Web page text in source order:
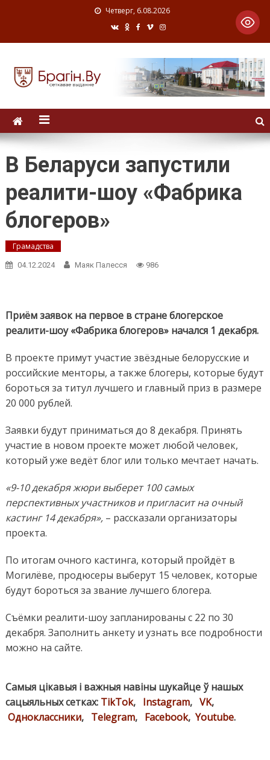
Четверг, 6.08.2026
В Беларуси запустили
реалити-шоу «Фабрика
блогеров»
Грамадства
04.12.2024 Маяк Палесся 986
Приём заявок на первое в стране блогерское
реалити-шоу «Фабрика блогеров» начался 1 декабря.
В проекте примут участие звёздные белорусские и
российские менторы, а также блогеры, которые будут
бороться за титул лучшего и главный приз в размере
20 000 рублей.
Заявки будут приниматься до 8 декабря. Принять
участие в новом проекте может любой человек,
который уже ведёт блог или только мечтает начать.
«9-10 декабря жюри выберет 100 самых
перспективных участников и пригласит на очный
кастинг 14 декабря»,– рассказали организаторы
проекта.
По итогам очного кастинга, который пройдёт в
Могилёве, продюсеры выберут 15 человек, которые
будут бороться за звание лучшего блогера.
Съёмки реалити-шоу запланированы с 22 по 30
декабря. Заполнить анкету и узнать все подробности
можно на сайте.
Самыя цікавыя і важныя навіны шукайце ў нашых
сацыяльных сетках: TikTok, Instagram, VK,
Одноклассники, Telegram, Facebook, Youtube.